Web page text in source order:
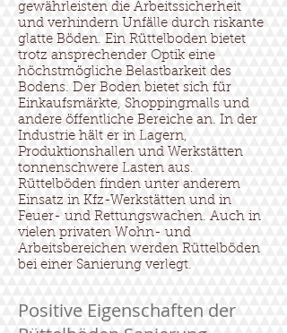
gewährleisten die Arbeitssicherheit
und verhindern Unfälle durch riskante
glatte Böden. Ein Rüttelboden bietet
trotz ansprechender Optik eine
höchstmögliche Belastbarkeit des
Bodens. Der Boden bietet sich für
Einkaufsmärkte, Shoppingmalls und
andere öffentliche Bereiche an. In der
Industrie hält er in Lagern,
Produktionshallen und Werkstätten
tonnenschwere Lasten aus.
Rüttelböden finden unter anderem
Einsatz in Kfz-Werkstätten und in
Feuer- und Rettungswachen. Auch in
vielen privaten Wohn- und
Arbeitsbereichen werden Rüttelböden
bei einer Sanierung verlegt.
Positive Eigenschaften der